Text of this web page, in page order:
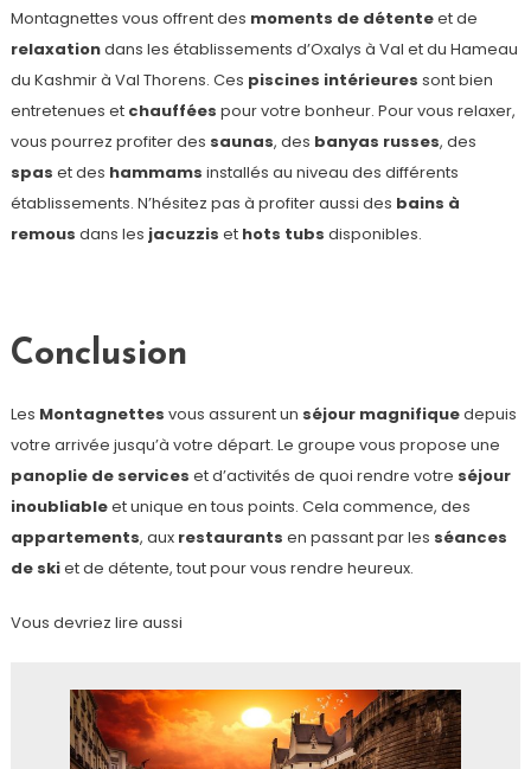
Montagnettes vous offrent des moments de détenteet de
relaxationdans les établissements d’Oxalys à Val et du Hameau
du Kashmir à Val Thorens. Ces piscines intérieures sont bien
entretenues et chauffées pour votre bonheur. Pour vous relaxer,
vous pourrez profiter des saunas, des banyas russes, des
spas et des hammams installés au niveau des différents
établissements. N’hésitez pas à profiter aussi des bains à
remous dans les jacuzzis et hots tubs disponibles.
Conclusion
Les Montagnettes vous assurent un séjour magnifiquedepuis
votre arrivée jusqu’à votre départ. Le groupe vous propose une
panoplie de services et d’activités de quoi rendre votre séjour
inoubliableet unique en tous points. Cela commence, des
appartements, aux restaurants en passant par les séances
de skiet de détente, tout pour vous rendre heureux.
Vous devriez lire aussi